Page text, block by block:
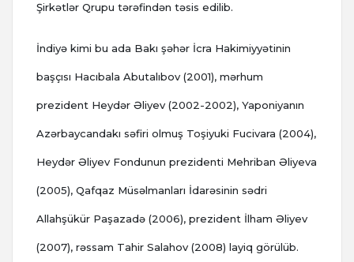
Şirkətlər Qrupu tərəfindən təsis edilib.
İndiyə kimi bu ada Bakı şəhər İcra Hakimiyyətinin
başçısı Hacıbala Abutalıbov (2001), mərhum
prezident Heydər Əliyev (2002-2002), Yaponiyanın
Azərbaycandakı səfiri olmuş Toşiyuki Fucivara (2004),
Heydər Əliyev Fondunun prezidenti Mehriban Əliyeva
(2005), Qafqaz Müsəlmanları İdarəsinin sədri
Allahşükür Paşazadə (2006), prezident İlham Əliyev
(2007), rəssam Tahir Salahov (2008) layiq görülüb.